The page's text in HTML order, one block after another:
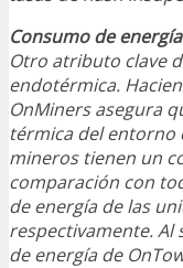
Consumo de energía
Otro atributo clave
endotérmica.
OnMiners asegura
térmica del entorno
mineros tienen un
comparación con
de energía de las
respectivamente. Al
de energía de